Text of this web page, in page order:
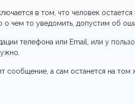
в том, что человек
о чем то уведомить, допустим об
телефона или Email, или у
сообщение, а сам останется на